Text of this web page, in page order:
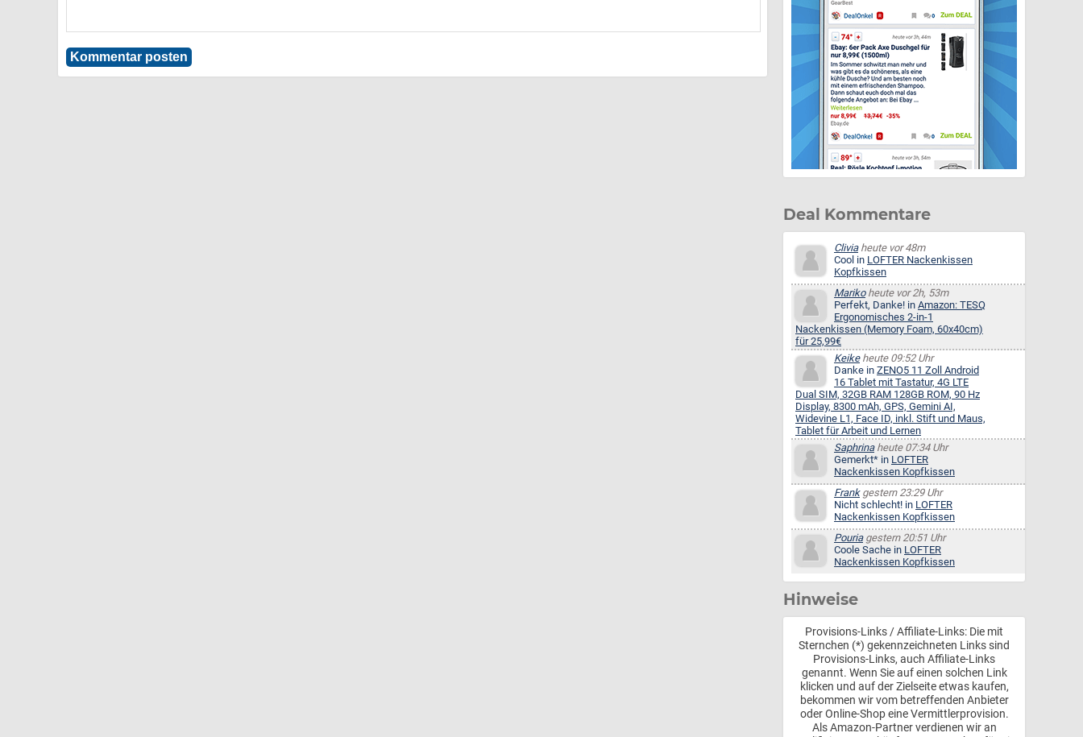
Deal Kommentare
Cliviaheute vor 48m
Cool in LOFTER Nackenkissen
Kopfkissen
Marikoheute vor 2h, 53m
Perfekt, Danke! in Amazon: TESQ
Ergonomisches 2-in-1
Nackenkissen (Memory Foam, 60x40cm)
für 25,99€
Keikeheute 09:52 Uhr
Danke in ZENO5 11 Zoll Android
16 Tablet mit Tastatur, 4G LTE
Dual SIM, 32GB RAM 128GB ROM, 90 Hz
Display, 8300 mAh, GPS, Gemini AI,
Widevine L1, Face ID, inkl. Stift und Maus,
Tablet für Arbeit und Lernen
Saphrinaheute 07:34 Uhr
Gemerkt* in LOFTER
Nackenkissen Kopfkissen
Frankgestern 23:29 Uhr
Nicht schlecht! in LOFTER
Nackenkissen Kopfkissen
Pouriagestern 20:51 Uhr
Coole Sache in LOFTER
Nackenkissen Kopfkissen
Hinweise
Provisions-Links / Affiliate-Links: Die mit
Sternchen (*) gekennzeichneten Links sind
Provisions-Links, auch Affiliate-Links
genannt. Wenn Sie auf einen solchen Link
klicken und auf der Zielseite etwas kaufen,
bekommen wir vom betreffenden Anbieter
oder Online-Shop eine Vermittlerprovision.
Als Amazon-Partner verdienen wir an